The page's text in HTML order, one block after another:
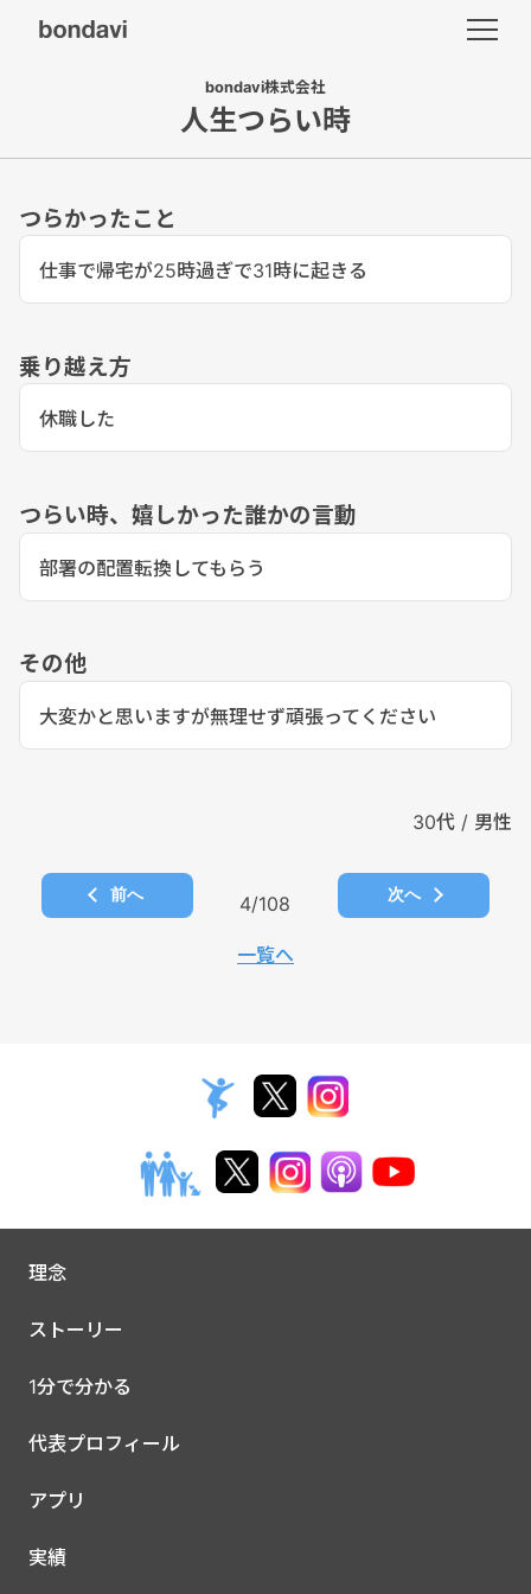
bondavi株式会社
人生つらい時
つらかったこと
仕事で帰宅が25時過ぎで31時に起きる
乗り越え方
休職した
つらい時、嬉しかった誰かの言動
部署の配置転換してもらう
その他
大変かと思いますが無理せず頑張ってください
30代 / 男性
前へ 4/108
一覧へ
次へ
理念
ストーリー
1分で分かる
代表プロフィール
アプリ
実績